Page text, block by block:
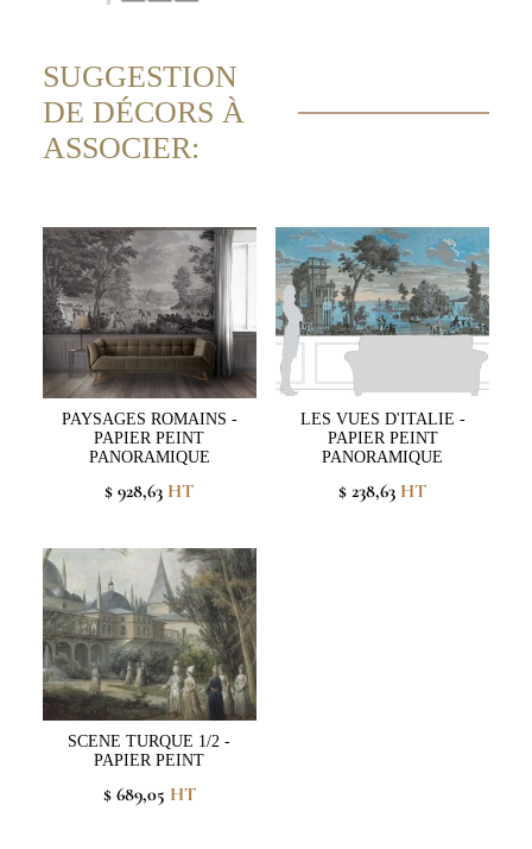
SUGGESTION
DE DÉCORS À
ASSOCIER:
PAYSAGES ROMAINS -
PAPIER PEINT
PANORAMIQUE
$ 928,63 HT
LES VUES D'ITALIE -
PAPIER PEINT
PANORAMIQUE
$ 238,63 HT
SCENE TURQUE 1/2 -
PAPIER PEINT
$ 689,05 HT